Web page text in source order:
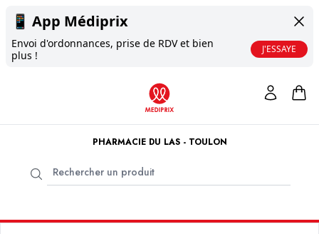
📱 App Médiprix
Envoi d'ordonnances, prise de RDV et bien
plus !
J'ESSAYE
PHARMACIE DU LAS - TOULON